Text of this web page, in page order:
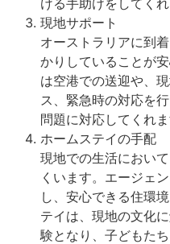
現地サポート
オーストラリアに到
かりしていることが
は空港での送迎や、
ス、緊急時の対応を
問題に対応してくれま
ホームステイの手配
現地での生活におい
くいます。エージェ
し、安心できる住環
テイは、現地の文化
験となり、子どもた